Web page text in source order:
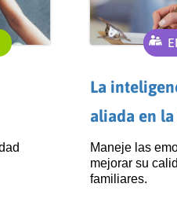
La
aliada en
Maneje las
mejorar su
familiares.